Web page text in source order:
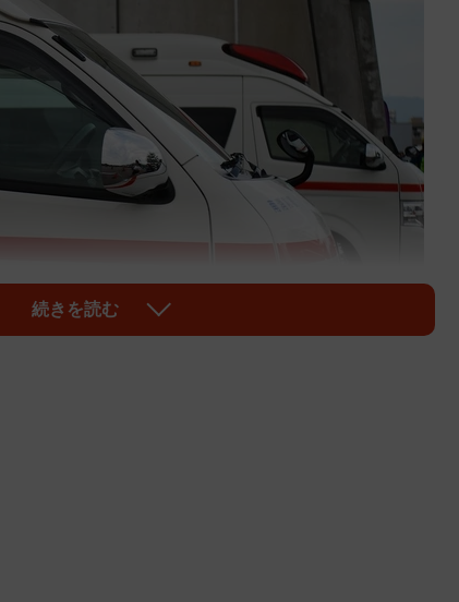
続きを読む